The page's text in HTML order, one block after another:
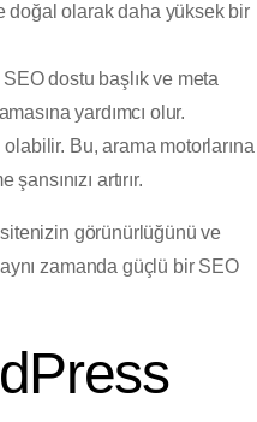
doğal olarak daha yüksek bir
dostu başlık ve meta
yardımcı olur.
olabilir. Bu, arama motorlarına
artırır.
görünürlüğünü ve
zamanda güçlü bir SEO